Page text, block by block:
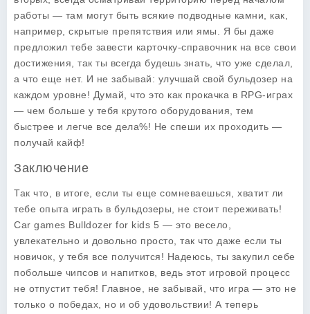
работы — там могут быть всякие подводные камни, как,
например, скрытые препятствия или ямы. Я бы даже
предложил тебе завести карточку-справочник на все свои
достижения, так ты всегда будешь знать, что уже сделал,
а что еще нет. И не забывай: улучшай свой бульдозер на
каждом уровне! Думай, что это как прокачка в RPG-играх
— чем больше у тебя крутого оборудования, тем
быстрее и легче все дела%! Не спеши их проходить —
получай кайф!
Заключение
Так что, в итоге, если ты еще сомневаешься, хватит ли
тебе опыта играть в бульдозеры, не стоит переживать!
Car games Bulldozer for kids 5 — это весело,
увлекательно и довольно просто, так что даже если ты
новичок, у тебя все получится! Надеюсь, ты закупил себе
побольше чипсов и напитков, ведь этот игровой процесс
не отпустит тебя! Главное, не забывай, что игра — это не
только о победах, но и об удовольствии! А теперь